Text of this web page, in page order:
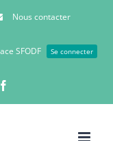
Nous contacter
SFODF Se connecter